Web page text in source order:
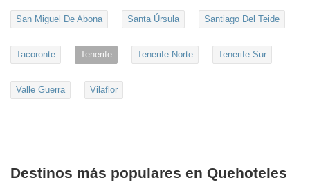
San Miguel De Abona Santa Úrsula Santiago Del Teide
Tacoronte Tenerife Tenerife Norte Tenerife Sur
Valle Guerra Vilaflor
Destinos más populares en Quehoteles